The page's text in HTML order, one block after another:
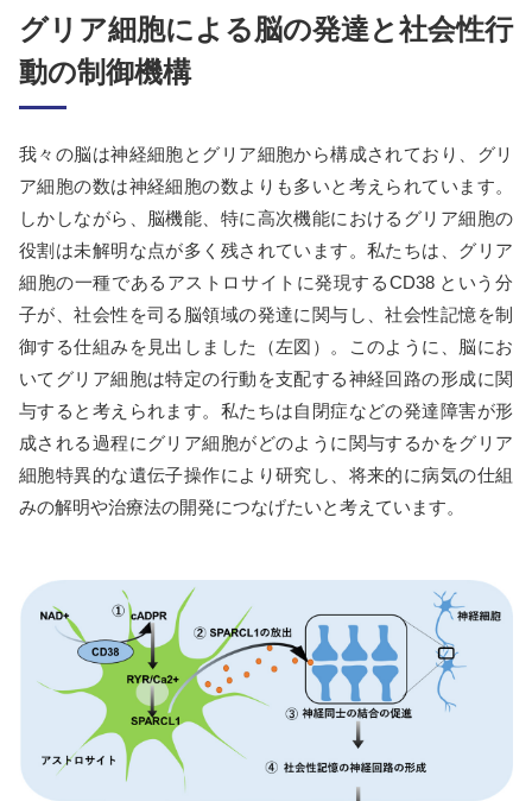
グリア細胞による脳の発達と社会性行
動の制御機構
我々の脳は神経細胞とグリア細胞から構成されており、グリ
ア細胞の数は神経細胞の数よりも多いと考えられています。
しかしながら、脳機能、特に高次機能におけるグリア細胞の
役割は未解明な点が多く残されています。私たちは、グリア
細胞の一種であるアストロサイトに発現するCD38 という分
子が、社会性を司る脳領域の発達に関与し、社会性記憶を制
御する仕組みを見出しました（左図）。このように、脳にお
いてグリア細胞は特定の行動を支配する神経回路の形成に関
与すると考えられます。私たちは自閉症などの発達障害が形
成される過程にグリア細胞がどのように関与するかをグリア
細胞特異的な遺伝子操作により研究し、将来的に病気の仕組
みの解明や治療法の開発につなげたいと考えています。